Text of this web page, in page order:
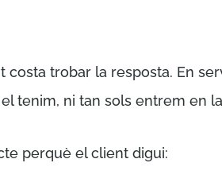
trobar la resposta. En
el tenim, ni tan sols entrem en
perquè el client digui: